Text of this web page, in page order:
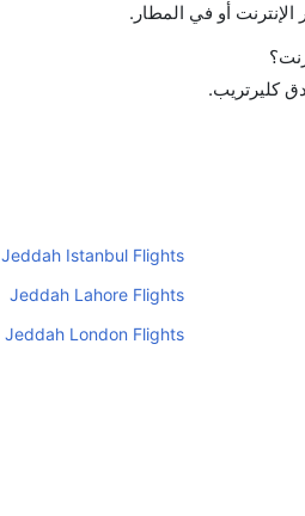
أو في المطار.
كليرتريب.
Jeddah Istanbul Flights
Jeddah Lahore Flights
Jeddah London Flights